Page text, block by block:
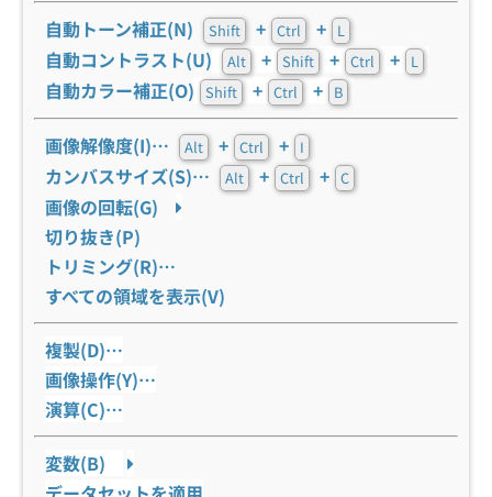
自動トーン補正(N) Shift + Ctrl + L
自動コントラスト(U) Alt + Shift + Ctrl + L
自動カラー補正(O) Shift + Ctrl + B
画像解像度(I)… Alt + Ctrl + I
カンバスサイズ(S)… Alt + Ctrl + C
画像の回転(G)
切り抜き(P)
トリミング(R)…
すべての領域を表示(V)
複製(D)…
画像操作(Y)…
演算(C)…
変数(B)